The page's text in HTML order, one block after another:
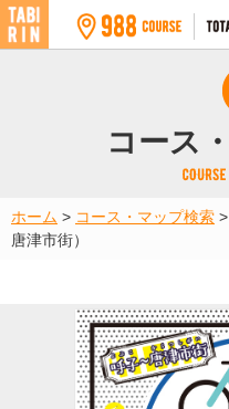
コース
ホーム > コース・マップ検索 >
唐津市街）